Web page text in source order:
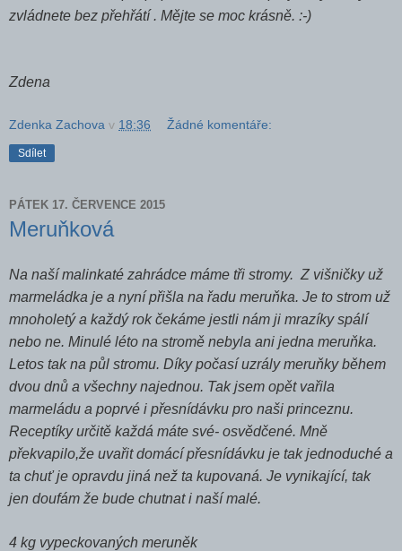
zvládnete bez přehřátí . Mějte se moc krásně. :-)
Zdena
Zdenka Zachova v 18:36 Žádné komentáře:
Sdílet
PÁTEK 17. ČERVENCE 2015
Meruňková
Na naší malinkaté zahrádce máme tři stromy. Z višničky už
marmeládka je a nyní přišla na řadu meruňka. Je to strom už
mnoholetý a každý rok čekáme jestli nám ji mrazíky spálí
nebo ne. Minulé léto na stromě nebyla ani jedna meruňka.
Letos tak na půl stromu. Díky počasí uzrály meruňky během
dvou dnů a všechny najednou. Tak jsem opět vařila
marmeládu a poprvé i přesnídávku pro naši princeznu.
Receptíky určitě každá máte své- osvědčené. Mně
překvapilo,že uvařit domácí přesnídávku je tak jednoduché a
ta chuť je opravdu jiná než ta kupovaná. Je vynikající, tak
jen doufám že bude chutnat i naší malé.
4 kg vypeckovaných meruněk